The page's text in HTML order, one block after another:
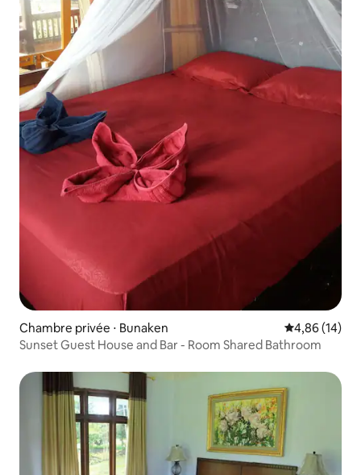
Chambre privée ⋅ Bunaken Évaluation
4,86 (14)
Sunset Guest House and Bar - Room Shared Bathroom